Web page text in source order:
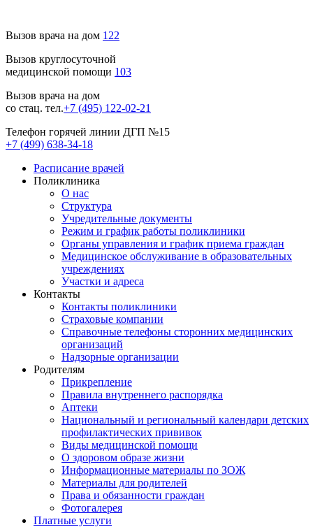
Вызов врача на дом 122
Вызов круглосуточной
медицинской помощи 103
Вызов врача на дом
со стац. тел.+7 (495) 122-02-21
Телефон горячей линии ДГП №15
+7 (499) 638-34-18
Расписание врачей
Поликлиника
О нас
Структура
Учредительные документы
Режим и график работы поликлиники
Органы управления и график приема граждан
Медицинское обслуживание в образовательных
учреждениях
Участки и адреса
Контакты
Контакты поликлиники
Страховые компании
Справочные телефоны сторонних медицинских
организаций
Надзорные организации
Родителям
Прикрепление
Правила внутреннего распорядка
Аптеки
Национальный и региональный календари детских
профилактических прививок
Виды медицинской помощи
О здоровом образе жизни
Информационные материалы по ЗОЖ
Материалы для родителей
Права и обязанности граждан
Фотогалерея
Платные услуги